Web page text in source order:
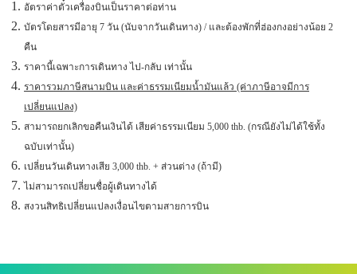
อัตราค่าตั๋วเครื่องบินเป็นราคาต่อท่าน
บัตรโดยสารมีอายุ 7 วัน (นับจากวันเดินทาง) / และต้องพักที่ฮ่องกงอย่างน้อย 2
คืน
ราคานี้เฉพาะการเดินทาง ไป-กลับ เท่านั้น
ราคารวมภาษีสนามบิน และค่าธรรมเนียมน้ำมันแล้ว (ค่าภาษีอาจมีการ
เปลี่ยนแปลง)
สามารถยกเลิกขอคืนเงินได้ เสียค่าธรรมเนียม 5,000 thb. (กรณียังไม่ได้ใช้ทั้ง
ฉบับเท่านั้น)
เปลี่ยนวันเดินทางเสีย 3,000 thb. + ส่วนต่าง (ถ้ามี)
ไม่สามารถเปลี่ยนชื่อผู้เดินทางได้
สงวนสิทธิเปลี่ยนแปลงเงื่อนไขตามสายการบิน